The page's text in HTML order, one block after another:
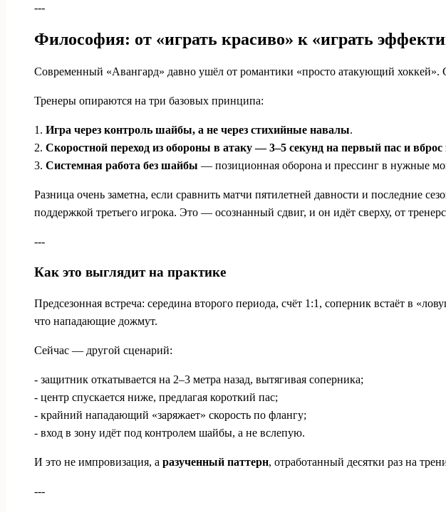
---
Философия: от «играть красиво» к «играть
Современный «Авангард» давно ушёл от романтики «просто атакующий хоккей».
Тренеры опираются на три базовых принципа:
1. Игра через контроль шайбы, а не через стихийные навалы.
2. Скоростной переход из обороны в атаку — 3–5 секунд на первый пас и вброс
3. Системная работа без шайбы — позиционная оборона и прессинг в нужные
Разница очень заметна, если сравнить матчи пятилетней давности и последние
поддержкой третьего игрока. Это — осознанный сдвиг, и он идёт сверху, от
---
Как это выглядит на практике
Предсезонная встреча: середина второго периода, счёт 1:1, соперник встаёт в
что нападающие дожмут.
Сейчас — другой сценарий:
- защитник откатывается на 2–3 метра назад, вытягивая соперника;
- центр спускается ниже, предлагая короткий пас;
- крайний нападающий «заряжает» скорость по флангу;
- вход в зону идёт под контролем шайбы, а не вслепую.
И это не импровизация, а разученный паттерн, отработанный десятки раз на
---